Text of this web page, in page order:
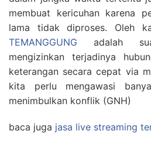
membuat kericuhan karena
lama tidak diproses. Oleh
TEMANGGUNG adalah
mengizinkan terjadinya
keterangan secara cepat via
kita perlu mengawasi
menimbulkan konflik (GNH)
baca juga jasa live streaming